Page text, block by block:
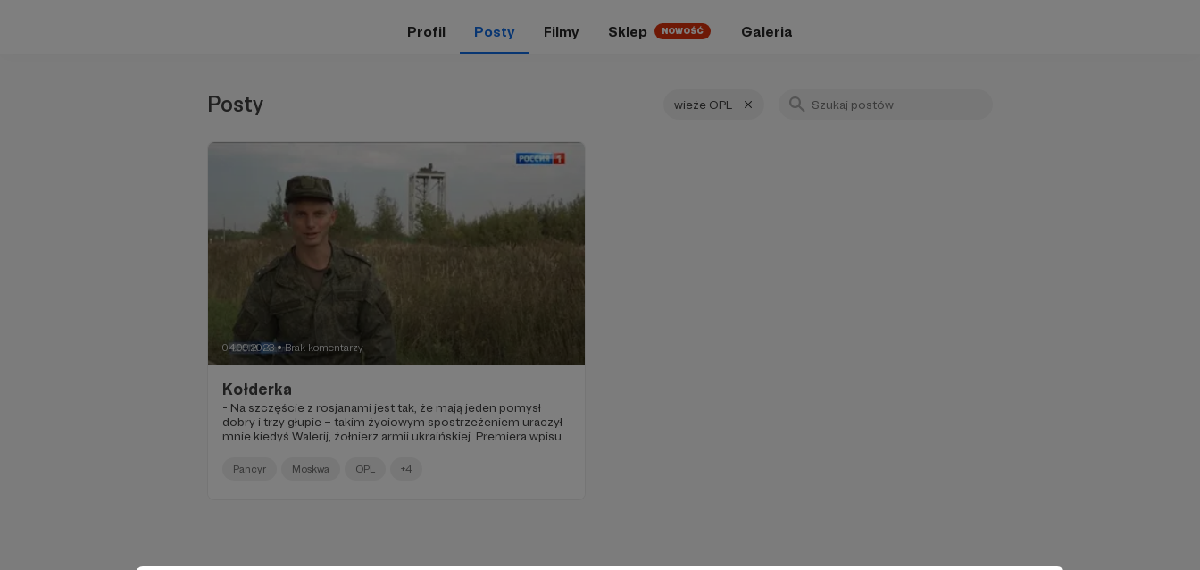
Profil Posty Filmy Sklep NOWOŚĆ Galeria
Posty wieże OPL
04.09.2023 ● Brak komentarzy
Kołderka
- Na szczęście z rosjanami jest tak, że mają jeden pomysł
dobry i trzy głupie – takim życiowym spostrzeżeniem uraczył
mnie kiedyś Walerij, żołnierz armii ukraińskiej. Premiera wpisu
Pancyr Moskwa OPL +4